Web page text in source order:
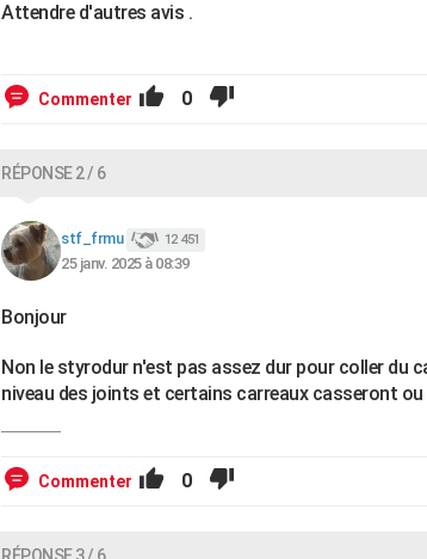
Attendre d'autres avis .
Commenter 0
RÉPONSE 2 / 6
stf_frmu 12 451
25 janv. 2025 à 08:39
Bonjour
Non le styrodur n'est pas assez dur pour coller du
niveau des joints et certains carreaux casseront
Commenter 0